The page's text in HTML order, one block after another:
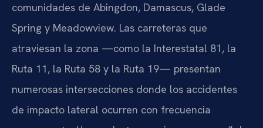
comunidades de Abingdon, Damascus, Glade
Spring y Meadowview. Las carreteras que
atraviesan la zona —como la Interestatal 81, la
Ruta 11, la Ruta 58 y la Ruta 19— presentan
numerosas intersecciones donde los accidentes
de impacto lateral ocurren con frecuencia